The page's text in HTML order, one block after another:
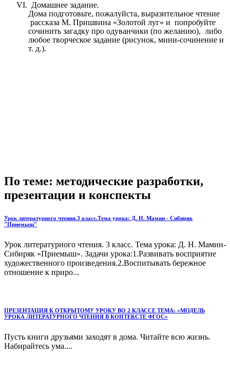
VI. Домашнее задание.
Дома подготовьте, пожалуйста, выразительное чтение
рассказа М. Пришвина «Золотой луг» и попробуйте
сочинить загадку про одуванчики (по желанию), либо
любое творческое задание (рисунок, мини-сочинение и
т. д.).
По теме: методические разработки,
презентации и конспекты
Урок литературного чтения.3 класс.Тема урока: Д. Н. Мамин - Сибиряк
"Приемыш"
Урок литературного чтения. 3 класс. Тема урока: Д. Н. Мамин-
Сибиряк «Приемыш». Задачи урока:1.Развивать восприятие
художественного произведения.2.Воспитывать бережное
отношение к приро...
ПРЕЗЕНТАЦИЯ К ОТКРЫТОМУ УРОКУ ВО 2 КЛАССЕ ТЕМА: «МОДЕЛЬ
УРОКА ЛИТЕРАТУРНОГО ЧТЕНИЯ В КОНТЕКСТЕ ФГОС»
Пусть книги друзьями заходят в дома. Читайте всю жизнь.
Набирайтесь ума....